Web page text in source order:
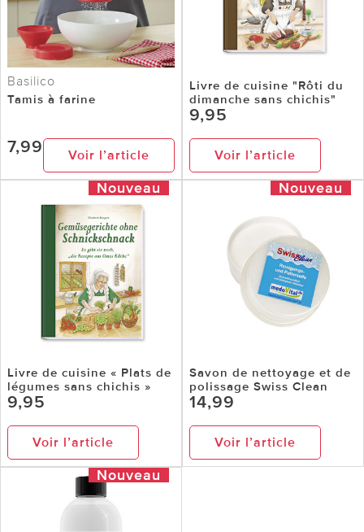
Basilico
Tamis à farine
7,99 Voir l’article
Livre de cuisine "Rôti du
dimanche sans chichis"
9,95
Voir l’article
Nouveau
Livre de cuisine « Plats de
légumes sans chichis »
9,95
Voir l’article
Nouveau
Savon de nettoyage et de
polissage Swiss Clean
14,99
Voir l’article
Nouveau